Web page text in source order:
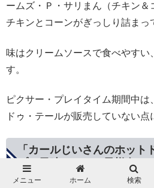
ームズ・Ｐ・サリまん（チキン＆
チキンとコーンがぎっしり詰まっ
味はクリームソースで食べやすい
す。
ピクサー・プレイタイム期間中
ドゥ・テールが販売していない点
「カールじいさんのホット
プル風味）」はお子様向け
メニュー ホーム 検索